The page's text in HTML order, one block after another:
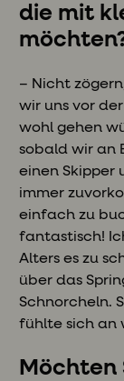
die mit
– Nicht
wir uns vor
wohl gehen
sobald wir an
einen Skipper
immer
einfach zu
fantastisch!
Alters es zu
über das
Schnorcheln.
fühlte sich an
Möchten